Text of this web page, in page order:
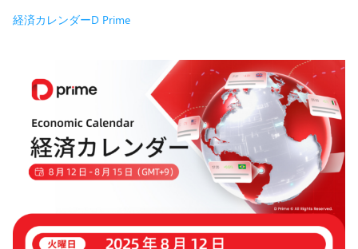
経済カレンダーD Prime